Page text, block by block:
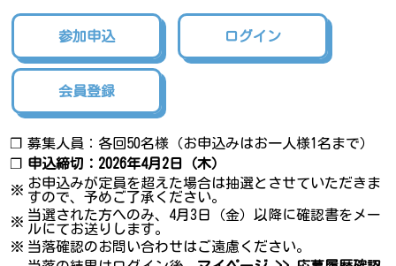
参加申込 ログイン
会員登録
❐ 募集人員：各回50名様（お申込みはお一人様1名まで）
❐ 申込締切：2026年4月2日（木）
※ お申込みが定員を超えた場合は抽選とさせていただきま
すので、予めご了承ください。
※ 当選された方へのみ、4月3日（金）以降に確認書をメー
ルにてお送りします。
※ 当落確認のお問い合わせはご遠慮ください。